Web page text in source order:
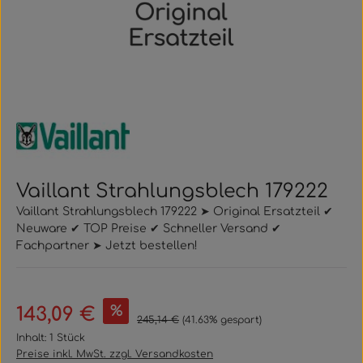
Vaillant Strahlungsblech 179222
Vaillant Strahlungsblech 179222 ➤ Original Ersatzteil ✔
Neuware ✔ TOP Preise ✔ Schneller Versand ✔
Fachpartner ➤ Jetzt bestellen!
Verkaufspreis:
143,09 € % Regulärer Preis:
245,14 € (41.63% gespart)
Inhalt: 1 Stück
Preise inkl. MwSt. zzgl. Versandkosten